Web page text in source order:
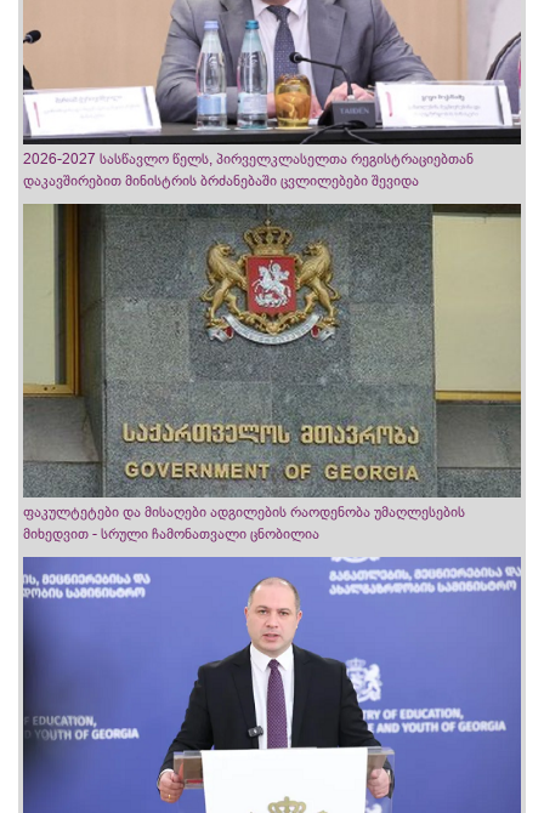
2026-2027 სასწავლო წელს, პირველკლასელთა რეგისტრაციებთან
დაკავშირებით მინისტრის ბრძანებაში ცვლილებები შევიდა
ფაკულტეტები და მისაღები ადგილების რაოდენობა უმაღლესების
მიხედვით - სრული ჩამონათვალი ცნობილია